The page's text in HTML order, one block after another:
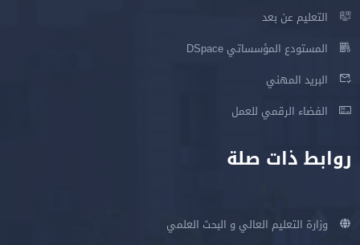
التعليم عن بعد
المستودع المؤسساتي DSpace
البريد المهني
الفضاء الرقمي للعمل
روابط ذات صلة
وزارة التعليم العالي و البحث العلمي